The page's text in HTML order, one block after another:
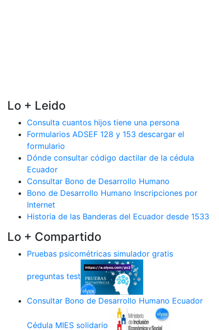
Lo + Leido
Consulta cuantos hijos tiene una persona
Formularios ADSEF 128 y 153 descargar el
formulario
Dónde consultar código dactilar de la cédula
Ecuador
Consultar Bono de Desarrollo Humano
Bono de Desarrollo Humano Inscripciones por
Internet
Historia de las Banderas del Ecuador desde 1533
Lo + Compartido
Pruebas psicométricas simulador gratis
preguntas test
Consultar Bono de Desarrollo Humano Ecuador
Cédula MIES solidario